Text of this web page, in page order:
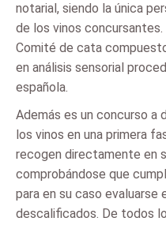
notarial, siendo la única
de los vinos
Comité de cata
en análisis sensorial
española.
Además es un concurso a
los vinos en una primera
recogen directamente en
comprobándose que
para en su caso evaluarse
descalificados. De todos